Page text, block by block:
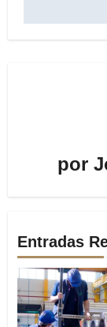
por
Entradas